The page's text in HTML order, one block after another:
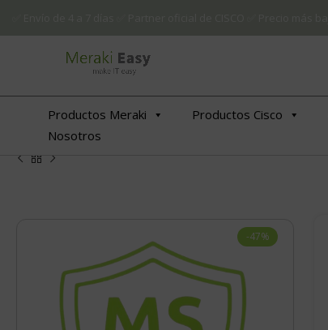
Productos Meraki Productos Cisco
Nosotros
-47%